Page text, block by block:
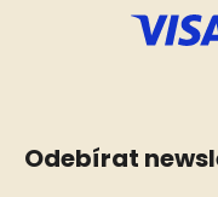
Odebírat